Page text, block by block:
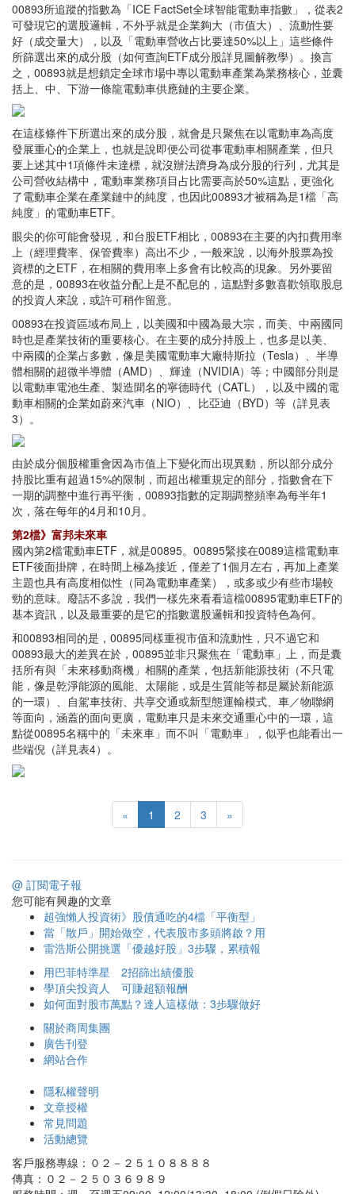
00893所追蹤的指數為「ICE FactSet全球智能電動車指數」，從表2
可發現它的選股邏輯，不外乎就是企業夠大（市值大）、流動性要
好（成交量大），以及「電動車營收占比要達50%以上」這些條件
所篩選出來的成分股（如何查詢ETF成分股詳見圖解教學）。換言
之，00893就是想鎖定全球市場中專以電動車產業為業務核心，並囊
括上、中、下游一條龍電動車供應鏈的主要企業。
在這樣條件下所選出來的成分股，就會是只聚焦在以電動車為高度
發展重心的企業上，也就是說即便公司從事電動車相關產業，但只
要上述其中1項條件未達標，就沒辦法躋身為成分股的行列，尤其是
公司營收結構中，電動車業務項目占比需要高於50%這點，更強化
了電動車企業在產業鏈中的純度，也因此00893才被稱為是1檔「高
純度」的電動車ETF。
眼尖的你可能會發現，和台股ETF相比，00893在主要的內扣費用率
上（經理費率、保管費率）高出不少，一般來說，以海外股票為投
資標的之ETF，在相關的費用率上多會有比較高的現象。另外要留
意的是，00893在收益分配上是不配息的，這點對多數喜歡領取股息
的投資人來說，或許可稍作留意。
00893在投資區域布局上，以美國和中國為最大宗，而美、中兩國同
時也是產業技術的重要核心。在主要的成分持股上，也多是以美、
中兩國的企業占多數，像是美國電動車大廠特斯拉（Tesla）、半導
體相關的超微半導體（AMD）、輝達（NVIDIA）等；中國部分則是
以電動車電池生產、製造聞名的寧德時代（CATL），以及中國的電
動車相關的企業如蔚來汽車（NIO）、比亞迪（BYD）等（詳見表
3）。
由於成分個股權重會因為市值上下變化而出現異動，所以部分成分
持股比重有超過15%的限制，而超出權重規定的部分，指數會在下
一期的調整中進行再平衡，00893指數的定期調整頻率為每半年1
次，落在每年的4月和10月。
第2檔》富邦未來車
國內第2檔電動車ETF，就是00895。00895緊接在0089這檔電動車
ETF後面掛牌，在時間上極為接近，僅差了1個月左右，再加上產業
主題也具有高度相似性（同為電動車產業），或多或少有些市場較
勁的意味。廢話不多說，我們一樣先來看看這檔00895電動車ETF的
基本資訊，以及最重要的是它的指數選股邏輯和投資特色為何。
和00893相同的是，00895同樣重視市值和流動性，只不過它和
00893最大的差異在於，00895並非只聚焦在「電動車」上，而是囊
括所有與「未來移動商機」相關的產業，包括新能源技術（不只電
能，像是乾淨能源的風能、太陽能，或是生質能等都是屬於新能源
的一環）、自駕車技術、共享交通或新型態運輸模式、車／物聯網
等面向，涵蓋的面向更廣，電動車只是未來交通重心中的一環，這
點從00895名稱中的「未來車」而不叫「電動車」，似乎也能看出一
些端倪（詳見表4）。
« 1 2 3 »
@ 訂閱電子報
您可能有興趣的文章
超強懶人投資術》股債通吃的4檔「平衡型」
當「散戶」開始做空，代表股市多頭將啟？用
雷浩斯公開挑選「優越好股」3步驟，累積報
用巴菲特準星 2招篩出績優股
學頂尖投資人 可賺超額報酬
如何面對股市萬點？達人這樣做：3步驟做好
關於商周集團
廣告刊登
網站合作
隱私權聲明
文章授權
常見問題
活動總覽
客戶服務專線：０２－２５１０８８８８
傳真：０２－２５０３６９８９